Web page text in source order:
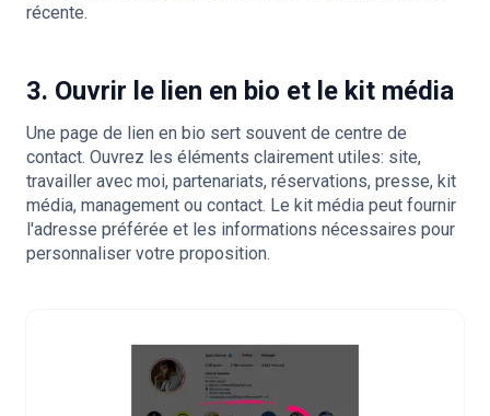
récente.
3. Ouvrir le lien en bio et le kit média
Une page de lien en bio sert souvent de centre de
contact. Ouvrez les éléments clairement utiles: site,
travailler avec moi, partenariats, réservations, presse, kit
média, management ou contact. Le kit média peut fournir
l'adresse préférée et les informations nécessaires pour
personnaliser votre proposition.